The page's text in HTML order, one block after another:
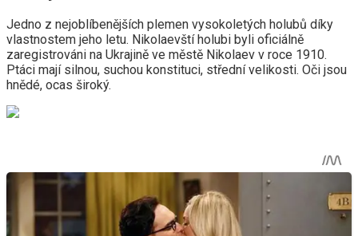
Jedno z nejoblíbenějších plemen vysokoletých holubů díky
vlastnostem jeho letu. Nikolaevští holubi byli oficiálně
zaregistrováni na Ukrajině ve městě Nikolaev v roce 1910.
Ptáci mají silnou, suchou konstituci, střední velikosti. Oči jsou
hnědé, ocas široký.